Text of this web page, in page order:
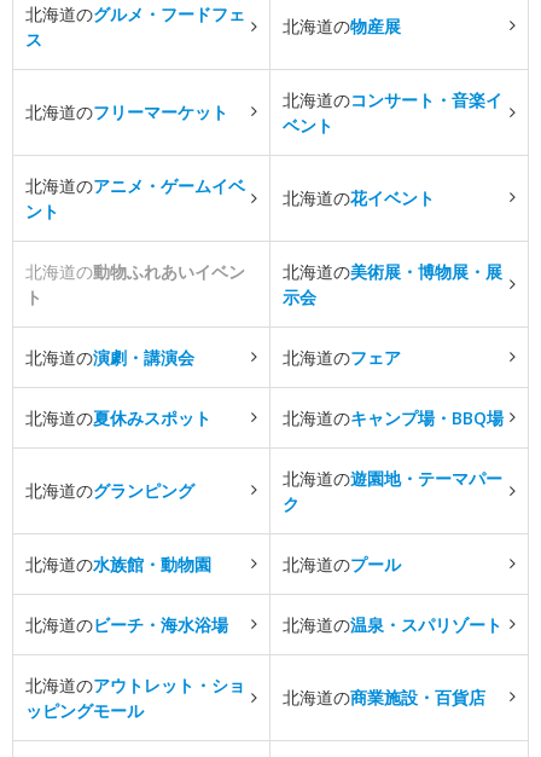
北海道のグルメ・フードフェ
ス
北海道の物産展
北海道のフリーマーケット
北海道のコンサート・音楽イ
ベント
北海道のアニメ・ゲームイベ
ント
北海道の花イベント
北海道の動物ふれあいイベン
ト
北海道の美術展・博物展・展
示会
北海道の演劇・講演会 北海道のフェア
北海道の夏休みスポット 北海道のキャンプ場・BBQ場
北海道のグランピング
北海道の遊園地・テーマパー
ク
北海道の水族館・動物園 北海道のプール
北海道のビーチ・海水浴場 北海道の温泉・スパリゾート
北海道のアウトレット・ショ
ッピングモール
北海道の商業施設・百貨店